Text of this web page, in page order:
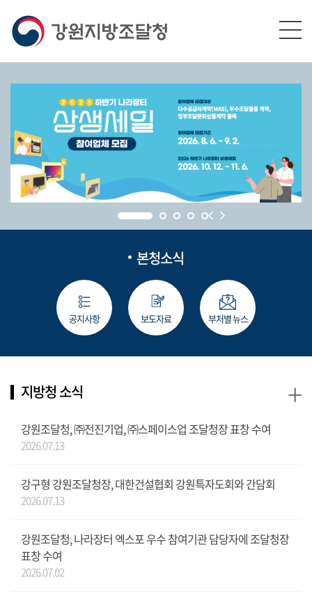
본청소식
공지사항 보도자료 부처별 뉴스
지방청 소식
강원조달청, ㈜전진기업, ㈜스페이스업 조달청장 표창 수여
2026.07.13
강구형 강원조달청장, 대한건설협회 강원특자도회와 간담회
2026.07.13
강원조달청, 나라장터 엑스포 우수 참여기관 담당자에 조달청장
표창 수여
2026.07.02
+